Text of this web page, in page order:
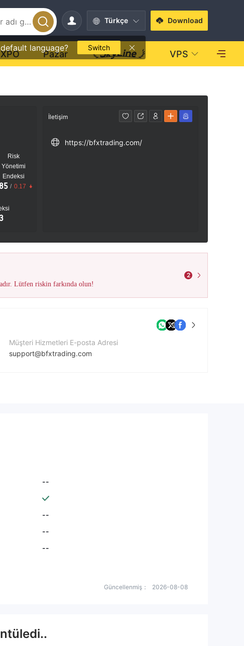
Türkçe
language? Switch
Download
Pazar VPS
Risk
Yönetimi
Endeksi
/ 0.17
İletişim
https://bfxtrading.com/
Lütfen riskin farkında olun!
2
Müşteri Hizmetleri E-posta Adresi
support@bfxtrading.com
--
--
--
--
Güncellenmiş： 2026-08-08